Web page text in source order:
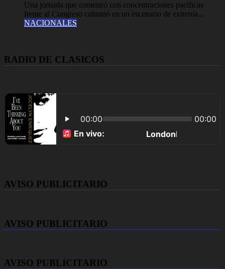
Una jornada que comenzó con concentraciones pacíficas
frente al Congreso culminó en un escenario de extrema...
NACIONALES
RADIO DE CLASICOS
AVISO PUBLICITARIO
AVISO PUBLICITARIO
AVISO PUBLICITARIO